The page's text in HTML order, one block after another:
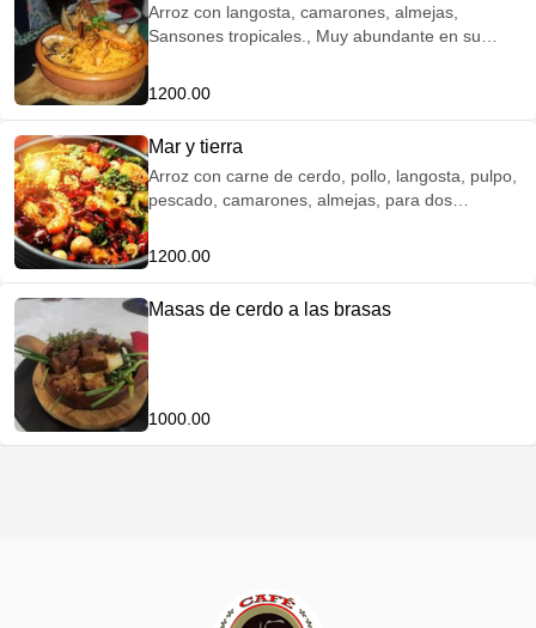
Arroz con langosta, camarones, almejas,
Sansones tropicales., Muy abundante en su
1200.00
Mar y tierra
Arroz con carne de cerdo, pollo, langosta, pulpo,
pescado, camarones, almejas, para dos
1200.00
Masas de cerdo a las brasas
1000.00